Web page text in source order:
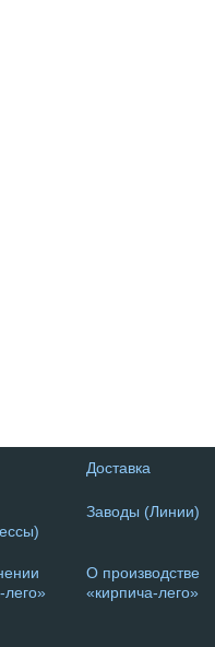
Доставка
Заводы (Линии)
лего»
О производстве
«кирпича-лего»